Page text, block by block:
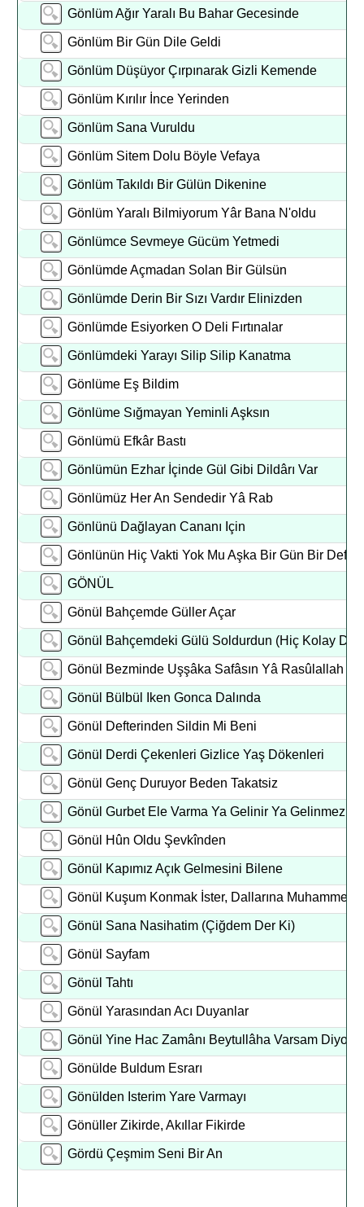
Gönlüm Ağır Yaralı Bu Bahar Gecesinde
Gönlüm Bir Gün Dile Geldi
Gönlüm Düşüyor Çırpınarak Gizli Kemende
Gönlüm Kırılır İnce Yerinden
Gönlüm Sana Vuruldu
Gönlüm Sitem Dolu Böyle Vefaya
Gönlüm Takıldı Bir Gülün Dikenine
Gönlüm Yaralı Bilmiyorum Yâr Bana N'oldu
Gönlümce Sevmeye Gücüm Yetmedi
Gönlümde Açmadan Solan Bir Gülsün
Gönlümde Derin Bir Sızı Vardır Elinizden
Gönlümde Esiyorken O Deli Fırtınalar
Gönlümdeki Yarayı Silip Silip Kanatma
Gönlüme Eş Bildim
Gönlüme Sığmayan Yeminli Aşksın
Gönlümü Efkâr Bastı
Gönlümün Ezhar İçinde Gül Gibi Dildârı Var
Gönlümüz Her An Sendedir Yâ Rab
Gönlünü Dağlayan Cananı Için
Gönlünün Hiç Vakti Yok Mu Aşka Bir Gün Bir Defa
GÖNÜL
Gönül Bahçemde Güller Açar
Gönül Bahçemdeki Gülü Soldurdun (Hiç Kolay
Gönül Bezminde Uşşâka Safâsın Yâ Rasûlallah
Gönül Bülbül Iken Gonca Dalında
Gönül Defterinden Sildin Mi Beni
Gönül Derdi Çekenleri Gizlice Yaş Dökenleri
Gönül Genç Duruyor Beden Takatsiz
Gönül Gurbet Ele Varma Ya Gelinir Ya Gelinmez
Gönül Hûn Oldu Şevkînden
Gönül Kapımız Açık Gelmesini Bilene
Gönül Kuşum Konmak İster, Dallarına
Gönül Sana Nasihatim (Çiğdem Der Ki)
Gönül Sayfam
Gönül Tahtı
Gönül Yarasından Acı Duyanlar
Gönül Yine Hac Zamânı Beytullâha Varsam Diyor
Gönülde Buldum Esrarı
Gönülden Isterim Yare Varmayı
Gönüller Zikirde, Akıllar Fikirde
Gördü Çeşmim Seni Bir An